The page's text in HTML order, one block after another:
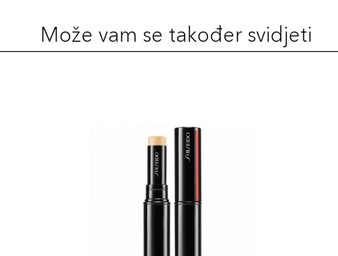
Može vam se također svidjeti